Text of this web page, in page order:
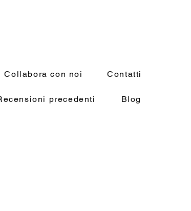
Collabora con noi Contatti
precedenti Blog